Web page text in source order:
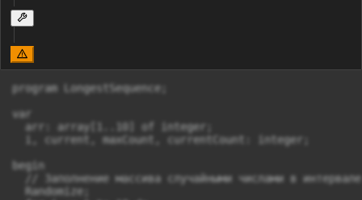
program LongestSequence;
var
  arr: array[1..10] of integer;
  i, current, maxCount, currentCount: integer;
begin
// Заполнение массива случайными числами в
  Randomize;